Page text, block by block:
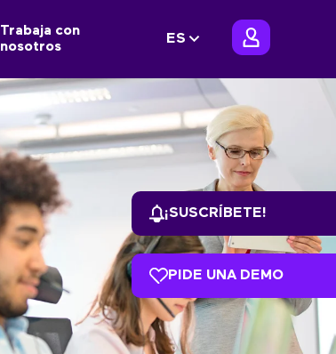
Trabaja con
nosotros
ES
¡SUSCRÍBETE!
PIDE UNA DEMO